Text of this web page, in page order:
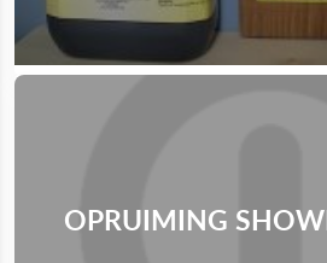
OPRUIMING